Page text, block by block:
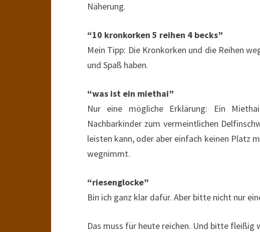
Näherung.
“10 kronkorken 5 reihen 4 becks”
Mein Tipp: Die Kronkorken und die Reihen
und Spaß haben.
“was ist ein miethai”
Nur eine mögliche Erklärung: Ein
Nachbarkinder zum vermeintlichen
leisten kann, oder aber einfach keinen Platz
wegnimmt.
“riesenglocke”
Bin ich ganz klar dafür. Aber bitte nicht nur
Das muss für heute reichen. Und bitte fleißig